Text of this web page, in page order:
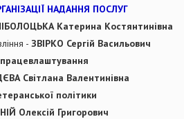
НАДАННЯ ПОСЛУГ
Катерина Костянтинівна
- ЗВІРКО Сергій Васильович
працевлаштування
Світлана Валентинівна
політики
Олексій Григорович